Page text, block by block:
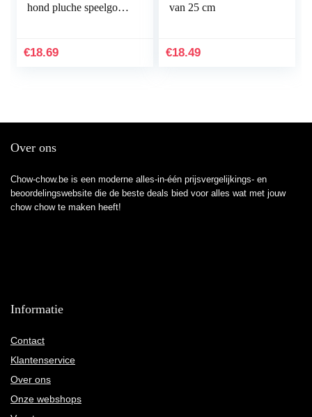
hond pluche speelgoed
kussen bank
€18.69
van 25 cm
€18.49
Over ons
Chow-chow.be is een moderne alles-in-één prijsvergelijkings- en
beoordelingswebsite die de beste deals bied voor alles wat met jouw
chow chow te maken heeft!
Informatie
Contact
Klantenservice
Over ons
Onze webshops